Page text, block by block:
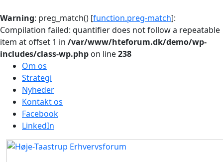
Warning: preg_match() [function.preg-match]:
Compilation failed: quantifier does not follow a repeatable
item at offset 1 in /var/www/hteforum.dk/demo/wp-
includes/class-wp.php on line238
Om os
Strategi
Nyheder
Kontakt os
Facebook
LinkedIn